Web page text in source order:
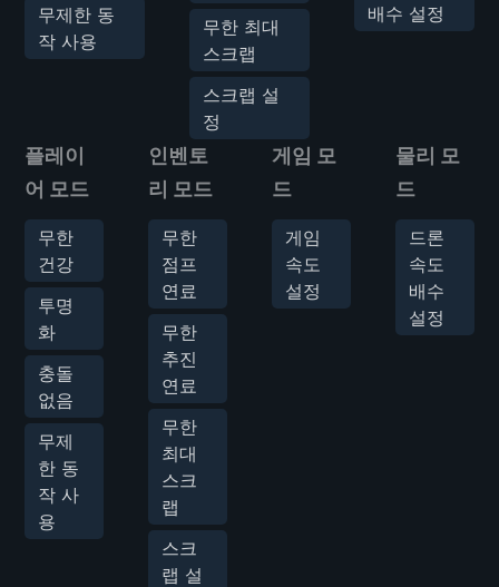
무제한 동
작 사용
무한 최대
스크랩
스크랩 설
정
배수 설정
플레이
어 모드
무한
건강
투명
화
충돌
없음
무제
한 동
작 사
용
인벤토
리 모드
무한
점프
연료
무한
추진
연료
무한
최대
스크
랩
스크
랩 설
게임 모
드
게임
속도
설정
물리 모
드
드론
속도
배수
설정